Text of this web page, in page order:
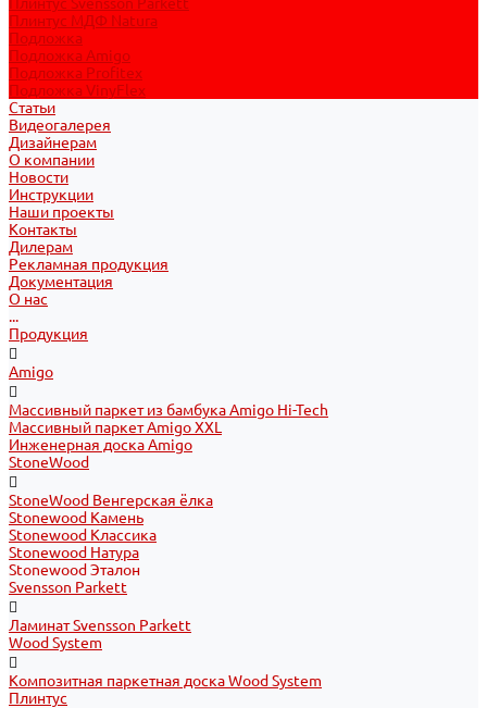
Плинтус МДФ Natura
Подложка
Подложка Amigo
Подложка Profitex
Подложка VinyFlex
Статьи
Видеогалерея
Дизайнерам
О компании
Новости
Инструкции
Наши проекты
Контакты
Дилерам
Рекламная продукция
Документация
О нас
...
Продукция
Amigo
Массивный паркет из бамбука Amigo Hi-Tech
Массивный паркет Amigo XXL
Инженерная доска Amigo
StoneWood
StoneWood Венгерская ёлка
Stonewood Камень
Stonewood Классика
Stonewood Натура
Stonewood Эталон
Svensson Parkett
Ламинат Svensson Parkett
Wood System
Композитная паркетная доска Wood System
Плинтус